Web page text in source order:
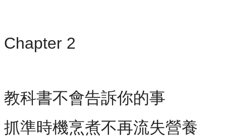
Chapter 2
教科書不會告訴你的事
抓準時機烹煮不再流失營養